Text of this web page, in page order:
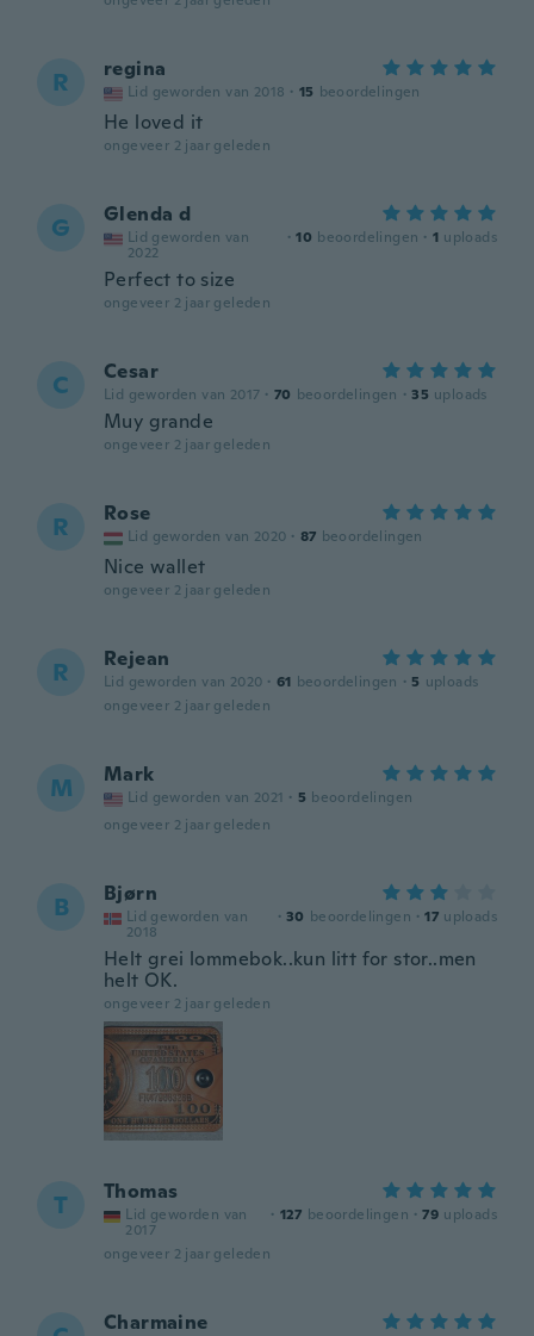
R regina
Lid geworden van 2018 · 15 beoordelingen
He loved it
ongeveer 2 jaar geleden
G Glenda d
Lid geworden van
2022
· 10 beoordelingen · 1 uploads
Perfect to size
ongeveer 2 jaar geleden
C Cesar
Lid geworden van 2017 · 70 beoordelingen · 35 uploads
Muy grande
ongeveer 2 jaar geleden
R Rose
Lid geworden van 2020 · 87 beoordelingen
Nice wallet
ongeveer 2 jaar geleden
R Rejean
Lid geworden van 2020 · 61 beoordelingen · 5 uploads
ongeveer 2 jaar geleden
M Mark
Lid geworden van 2021 · 5 beoordelingen
ongeveer 2 jaar geleden
B Bjørn
Lid geworden van
2018
· 30 beoordelingen · 17 uploads
Helt grei lommebok..kun litt for stor..men
helt OK.
ongeveer 2 jaar geleden
T Thomas
Lid geworden van
2017
· 127 beoordelingen · 79 uploads
ongeveer 2 jaar geleden
Charmaine